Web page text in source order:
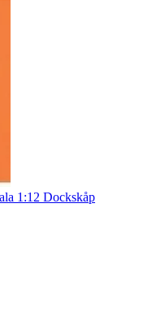
1:12 Dockskåp